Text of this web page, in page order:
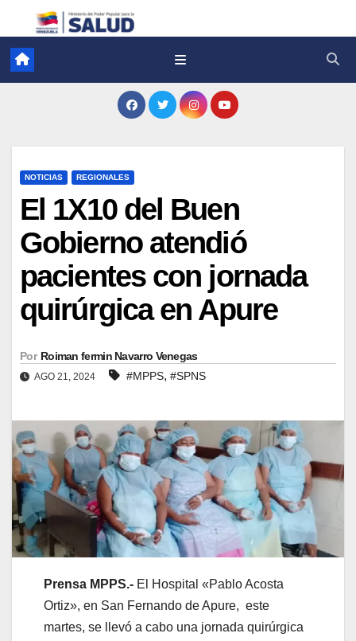
NOTICIAS REGIONALES
El 1X10 del Buen
Gobierno atendió
pacientes con jornada
quirúrgica en Apure
Por Roiman fermin Navarro Venegas
AGO 21, 2024 #MPPS, #SPNS
Prensa MPPS.- El Hospital «Pablo Acosta
Ortiz», en San Fernando de Apure, este
martes, se llevó a cabo una jornada quirúrgica